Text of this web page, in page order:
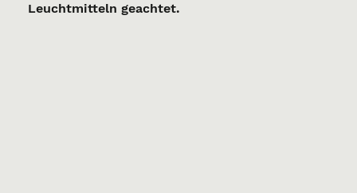
Leuchtmitteln geachtet.